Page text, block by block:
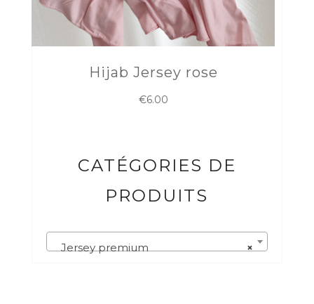
Hijab Jersey rose
€6.00
CATÉGORIES DE
PRODUITS
×
Jersey premium